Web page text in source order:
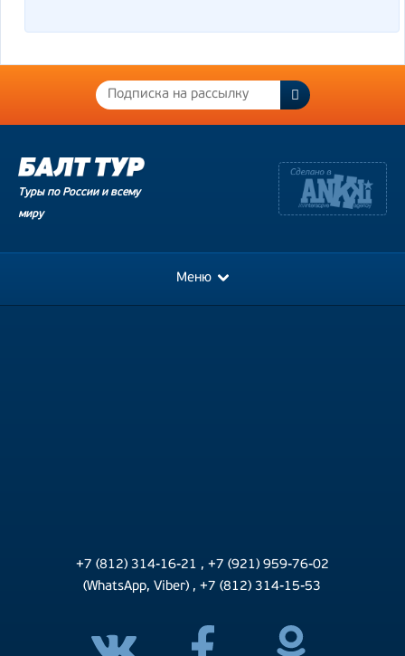
Туры по России и всему
миру
Меню
+7 (812) 314-16-21 , +7 (921) 959-76-02
(WhatsApp, Viber) ,+7 (812) 314-15-53